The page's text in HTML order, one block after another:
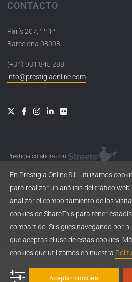
CONTACTO
París 207, 1º 1ª
Barcelona 08008
(+34) 931 845 288
info@prestigiaonline.com
Prestigia colabora con
Esta obra está bajo una
En Prestigia Online S.L. utilizamos
para realizar un análisis del tráfico web
analizar el comportamiento de los
cookies de ShareThis para tener
compartido. Si sigues navegando por
que aceptas el uso de estas cookies.
cookies que utilizamos en nuestra
Aceptar cookies